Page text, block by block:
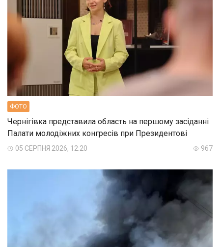
ФОТО
Чернігівка представила область на першому засіданні
Палати молодіжних конгресів при Президентові
05 СЕРПНЯ 2026, 12:20 967